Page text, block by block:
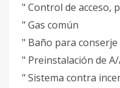
" Control de acceso,
" Gas común
" Baño para conserje
" Preinstalación de
" Sistema contra